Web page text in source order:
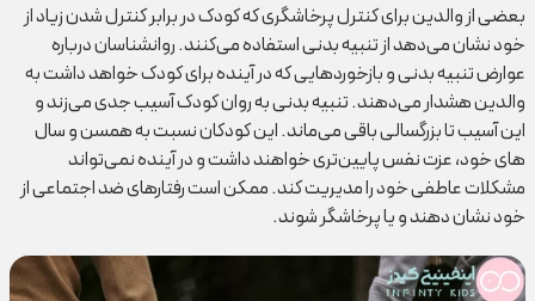
بعضی از والدین برای کنترل پرخاشگری که کودک در برابر کنترل شدن زیاد از
خود نشان می‌دهد از تنبیه بدنی استفاده می‌کنند. روانشناسان درباره
عوارض تنبیه بدنی و بازخوردهایی که در آینده برای کودک خواهد داشت به
والدین هشدار می‌دهند. تنبیه بدنی به روان کودک آسیب جدی می‌زند و
این آسیب تا بزرگسالی باقی می‌ماند. این کودکان نسبت به همسن و سال
های خود، عزت نفس پایین‌تری خواهند داشت و در آینده نمی‌تواند
مشکلات عاطفی خود را مدیریت کند. ممکن است رفتارهای ضد اجتماعی از
خود نشان دهند و یا پرخاشگر شوند.